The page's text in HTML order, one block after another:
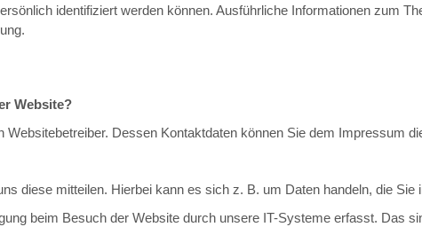
identifiziert werden können. Ausführliche Informationen zum
Website?
Dessen Kontaktdaten können Sie dem Impressum
diese mitteilen. Hierbei kann es sich z. B. um Daten handeln, die Sie
beim Besuch der Website durch unsere IT-Systeme erfasst. Das